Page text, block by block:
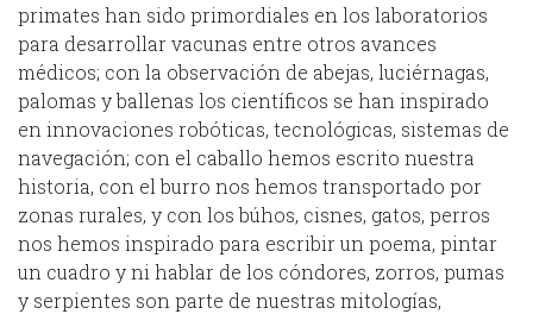
primates han sido primordiales en los laboratorios
para desarrollar vacunas entre otros avances
médicos; con la observación de abejas, luciérnagas,
palomas y ballenas los científicos se han inspirado
en innovaciones robóticas, tecnológicas, sistemas de
navegación; con el caballo hemos escrito nuestra
historia, con el burro nos hemos transportado por
zonas rurales, y con los búhos, cisnes, gatos, perros
nos hemos inspirado para escribir un poema, pintar
un cuadro y ni hablar de los cóndores, zorros, pumas
y serpientes son parte de nuestras mitologías,